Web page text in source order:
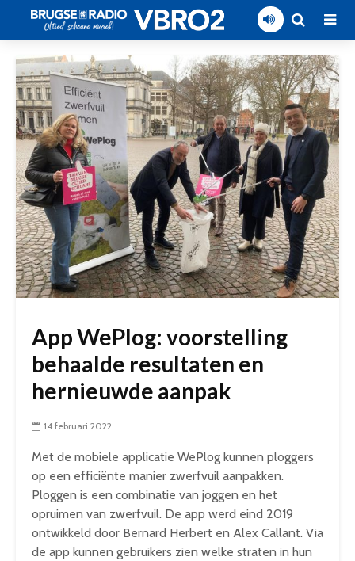
App WePlog: voorstelling
behaalde resultaten en
hernieuwde aanpak
14 februari 2022
Met de mobiele applicatie WePlog kunnen ploggers
op een efficiënte manier zwerfvuil aanpakken.
Ploggen is een combinatie van joggen en het
opruimen van zwerfvuil. De app werd eind 2019
ontwikkeld door Bernard Herbert en Alex Callant. Via
de app kunnen gebruikers zien welke straten in hun